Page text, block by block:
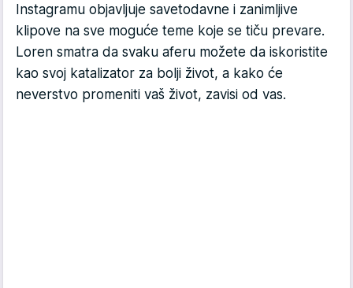
Instagramu objavljuje savetodavne i zanimljive
klipove na sve moguće teme koje se tiču prevare.
Loren smatra da svaku aferu možete da iskoristite
kao svoj katalizator za bolji život, a kako će
neverstvo promeniti vaš život, zavisi od vas.